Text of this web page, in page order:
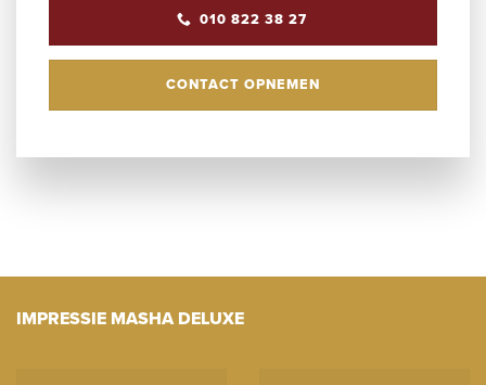
010 822 38 27
CONTACT OPNEMEN
IMPRESSIE MASHA DELUXE